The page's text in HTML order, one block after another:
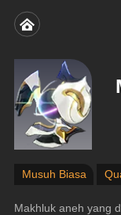
Musuh Biasa
Makhluk aneh yang